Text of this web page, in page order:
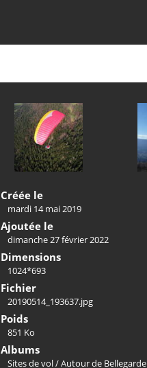
Créée le
mardi 14 mai 2019
Ajoutée le
dimanche 27 février 2022
Dimensions
1024*693
Fichier
20190514_193637.jpg
Poids
851 Ko
Albums
Sites de vol/Autour de Bellegarde